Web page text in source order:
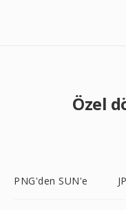
Özel
PNG'den SUN'e